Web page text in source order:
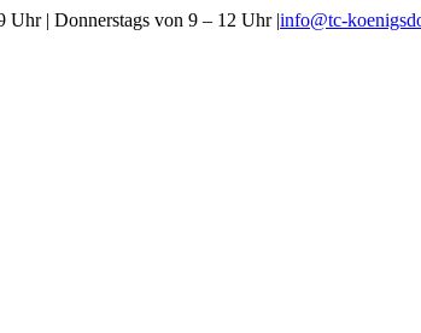
Uhr | Donnerstags von 9 – 12 Uhr |info@tc-